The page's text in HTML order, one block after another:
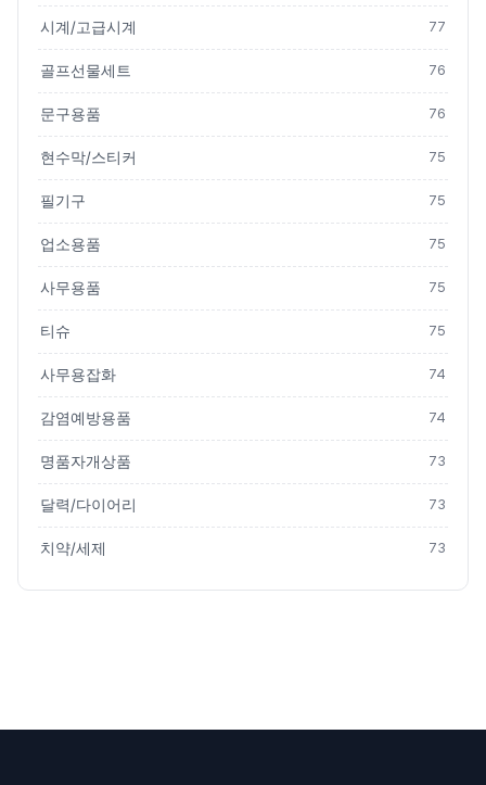
시계/고급시계 77
골프선물세트 76
문구용품 76
현수막/스티커 75
필기구 75
업소용품 75
사무용품 75
티슈 75
사무용잡화 74
감염예방용품 74
명품자개상품 73
달력/다이어리 73
치약/세제 73